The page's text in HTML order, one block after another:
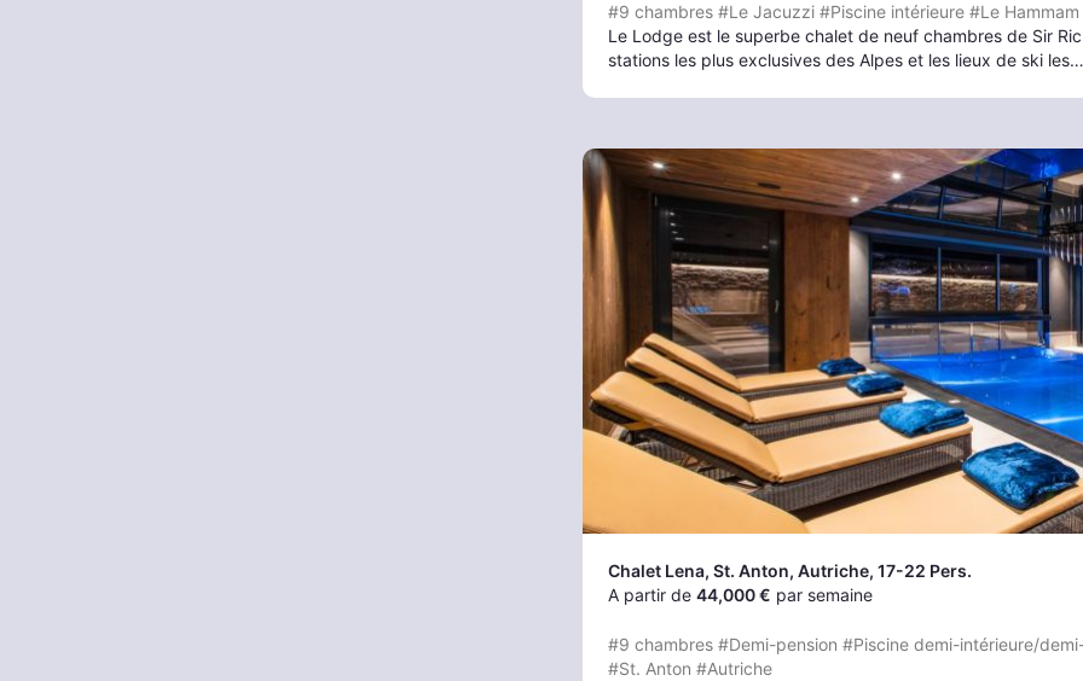
#9 chambres #Le Jacuzzi #Piscine intérieure #Le Hammam
Le Lodge est le superbe chalet de neuf chambres de Sir
stations les plus exclusives des Alpes et les lieux de ski
Chalet Lena, St. Anton, Autriche, 17-22 Pers.
A partir de 44,000 € par semaine
#9 chambres #Demi-pension #Piscine demi-intérieure/
#St. Anton #Autriche